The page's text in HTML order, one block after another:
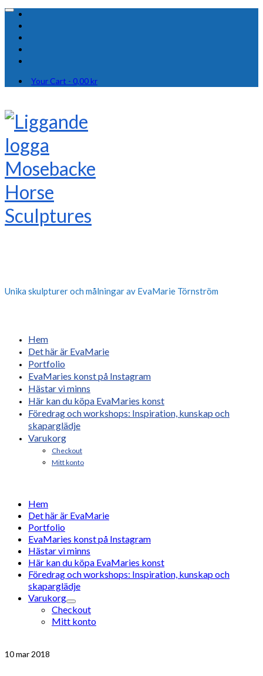
Your Cart - 0,00kr
Unika skulpturer och målningar av EvaMarie Törnström
Hem
Det här är EvaMarie
Portfolio
EvaMaries konst på Instagram
Hästar vi minns
Här kan du köpa EvaMaries konst
Föredrag och workshops: Inspiration, kunskap och
skaparglädje
Varukorg
Checkout
Mitt konto
Hem
Det här är EvaMarie
Portfolio
EvaMaries konst på Instagram
Hästar vi minns
Här kan du köpa EvaMaries konst
Föredrag och workshops: Inspiration, kunskap och
skaparglädje
Varukorg
Checkout
Mitt konto
10mar 2018